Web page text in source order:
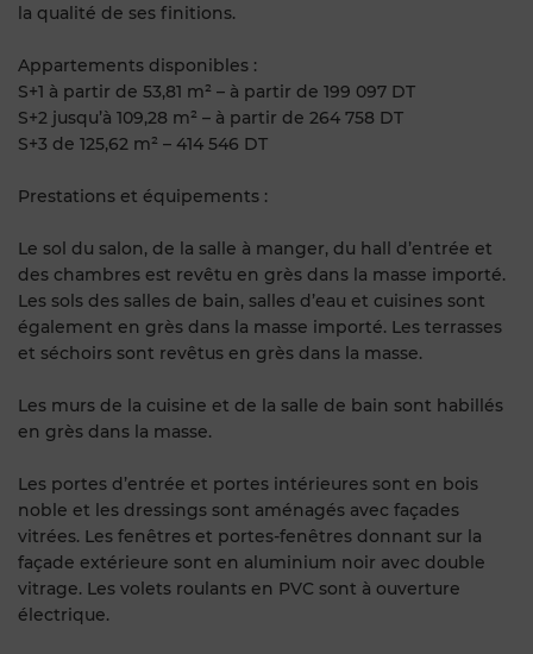
la qualité de ses finitions.
Appartements disponibles :
S+1 à partir de 53,81 m² – à partir de 199 097 DT
S+2 jusqu’à 109,28 m² – à partir de 264 758 DT
S+3 de 125,62 m² – 414 546 DT
Prestations et équipements :
Le sol du salon, de la salle à manger, du hall d’entrée et
des chambres est revêtu en grès dans la masse importé.
Les sols des salles de bain, salles d’eau et cuisines sont
également en grès dans la masse importé. Les terrasses
et séchoirs sont revêtus en grès dans la masse.
Les murs de la cuisine et de la salle de bain sont habillés
en grès dans la masse.
Les portes d’entrée et portes intérieures sont en bois
noble et les dressings sont aménagés avec façades
vitrées. Les fenêtres et portes-fenêtres donnant sur la
façade extérieure sont en aluminium noir avec double
vitrage. Les volets roulants en PVC sont à ouverture
électrique.